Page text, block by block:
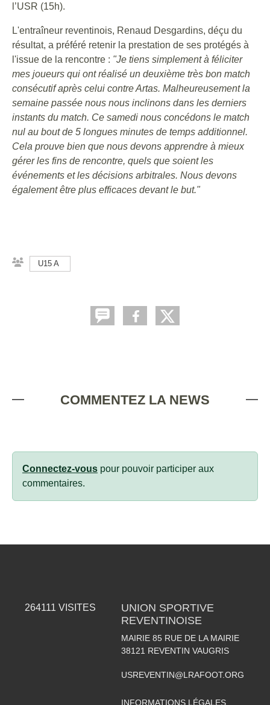
l’USR (15h).
L'entraîneur reventinois, Renaud Desgardins, déçu du
résultat, a préféré retenir la prestation de ses protégés à
l'issue de la rencontre : "Je tiens simplement à féliciter
mes joueurs qui ont réalisé un deuxième très bon match
consécutif après celui contre Artas. Malheureusement la
semaine passée nous nous inclinons dans les derniers
instants du match. Ce samedi nous concédons le match
nul au bout de 5 longues minutes de temps additionnel.
Cela prouve bien que nous devons apprendre à mieux
gérer les fins de rencontre, quels que soient les
événements et les décisions arbitrales. Nous devons
également être plus efficaces devant le but."
U15 A
COMMENTEZ LA NEWS
Connectez-vous pour pouvoir participer aux
commentaires.
264111 VISITES
UNION SPORTIVE
REVENTINOISE
MAIRIE 85 RUE DE LA MAIRIE
38121 REVENTIN VAUGRIS
USREVENTIN@LRAFOOT.ORG
INFORMATIONS LÉGALES